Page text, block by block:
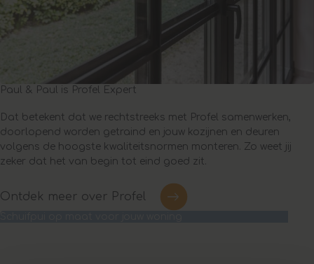
Paul & Paul is Profel Expert
Dat betekent dat we rechtstreeks met Profel samenwerken,
doorlopend worden getraind en jouw kozijnen en deuren
volgens de hoogste kwaliteitsnormen monteren. Zo weet jij
zeker dat het van begin tot eind goed zit.
Ontdek meer over Profel